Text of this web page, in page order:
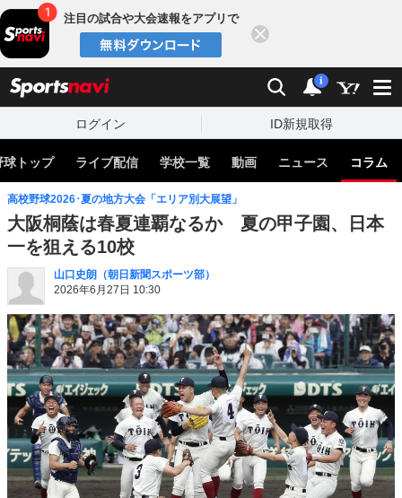
注目の試合や大会速報をアプリで
検索 通知
i
ログイン ID新規取得
球トップ ライブ配信 学校一覧 動画 ニュース コラム
高校野球2026･夏の地方大会「エリア別大展望」
大阪桐蔭は春夏連覇なるか 夏の甲子園、日本
一を狙える10校
山口史朗（朝日新聞スポーツ部）
2026年6月27日 10:30